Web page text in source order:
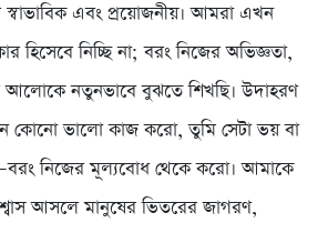
স্বাভাবিক এবং প্রয়োজনীয়। আমরা এখন
হিসেবে নিচ্ছি না; বরং নিজের অভিজ্ঞতা,
আলোকে নতুনভাবে বুঝতে শিখছি। উদাহরণ
কোনো ভালো কাজ করো, তুমি সেটা ভয় বা
নিজের মূল্যবোধ থেকে করো। আমাকে
আসলে মানুষের ভিতরের জাগরণ,